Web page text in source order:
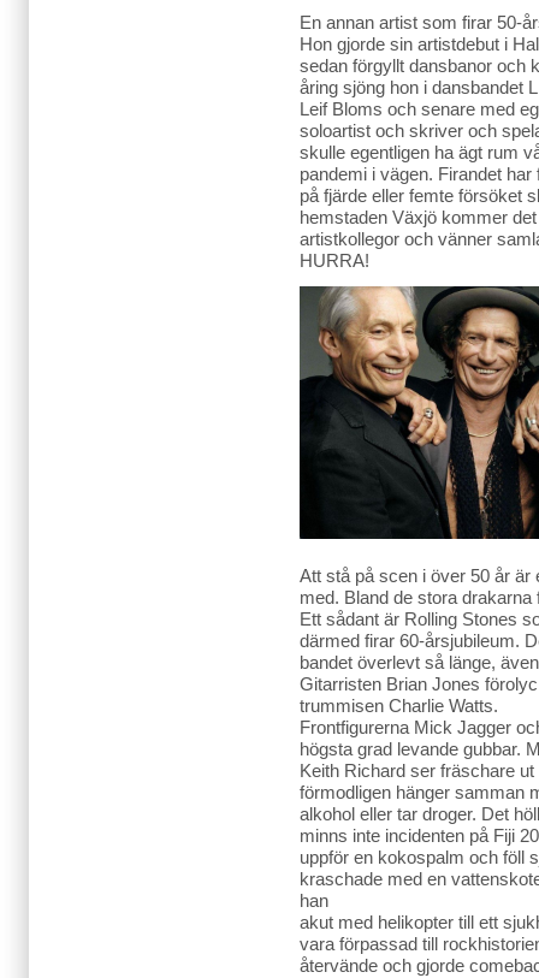
En annan artist som firar 50-
Hon gjorde sin artistdebut i
sedan förgyllt dansbanor och
åring sjöng hon i dansbandet
Leif Bloms och senare med
soloartist och skriver och
skulle egentligen ha ägt rum
pandemi i vägen. Firandet
på fjärde eller femte försöket
hemstaden Växjö kommer
artistkollegor och vänner
HURRA!
Att stå på scen i över 50 år är
med. Bland de stora
Ett sådant är Rolling Stones
därmed firar 60-årsjubileum.
bandet överlevt så länge,
Gitarristen Brian Jones
trummisen Charlie Watts.
Frontfigurerna Mick Jagger
högsta grad levande gubbar.
Keith Richard ser fräschare
förmodligen hänger samman
alkohol eller tar droger. Det
minns inte incidenten på Fiji
uppför en kokospalm och föll
kraschade med en
han
akut med helikopter till ett
vara förpassad till
återvände och gjorde